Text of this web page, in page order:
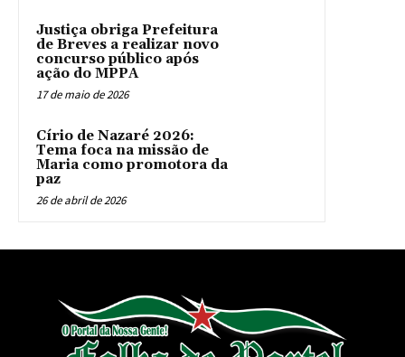
Justiça obriga Prefeitura
de Breves a realizar novo
concurso público após
ação do MPPA
17 de maio de 2026
Círio de Nazaré 2026:
Tema foca na missão de
Maria como promotora da
paz
26 de abril de 2026